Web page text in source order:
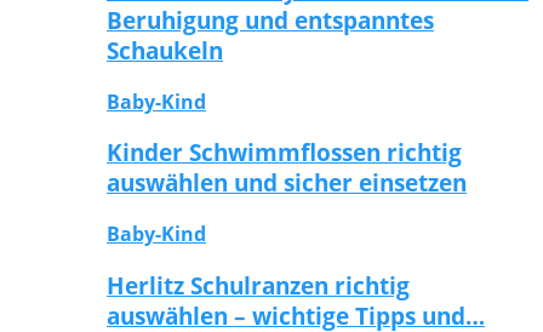
Beruhigung und entspanntes
Schaukeln
Baby-Kind
Kinder Schwimmflossen richtig
auswählen und sicher einsetzen
Baby-Kind
Herlitz Schulranzen richtig
auswählen – wichtige Tipps und…